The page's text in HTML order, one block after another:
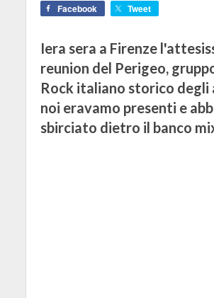
Facebook Tweet
Iera sera a Firenze
reunion del Perigeo,
Rock italiano storico degli
noi eravamo presenti e
sbirciato dietro il banco